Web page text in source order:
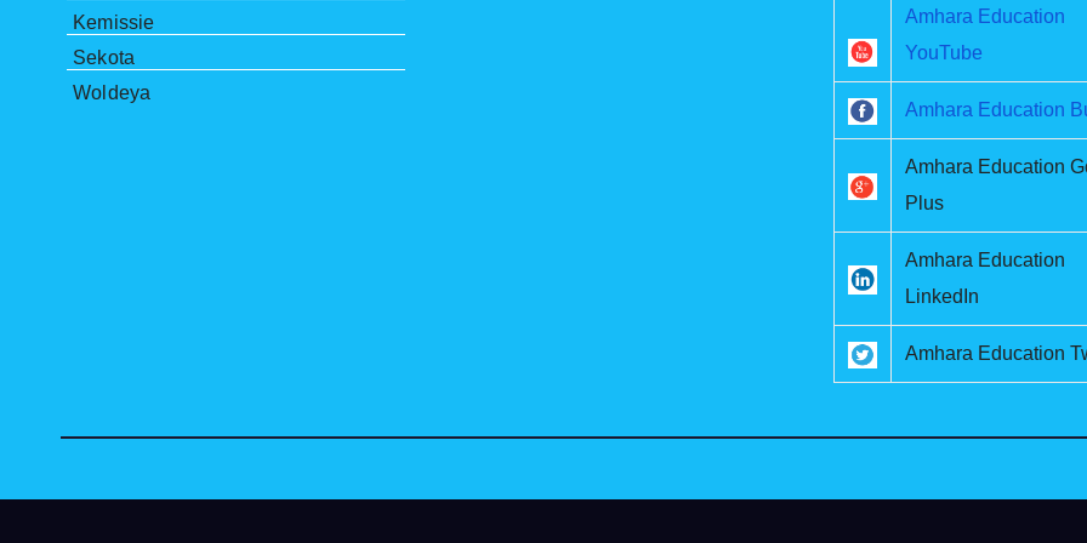
Kemissie
Sekota
Woldeya
Amhara Education
YouTube
Amhara Education
Amhara Education
Plus
Amhara Education
LinkedIn
Amhara Education